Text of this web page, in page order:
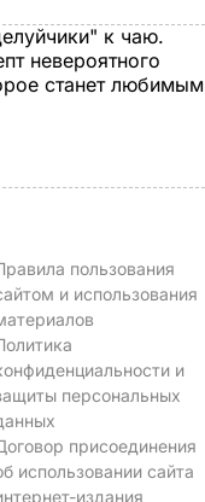
к чаю.
невероятного
станет любимым
пользования
и использования
и
персональных
присоединения
использовании сайта
издания